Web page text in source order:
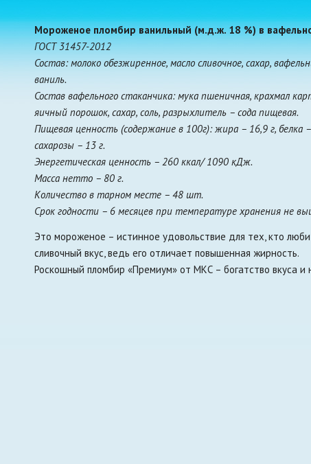
Мороженое пломбир ванильный (м.д.ж. 18 %) в
ГОСТ 31457-2012
Состав: молоко обезжиренное, масло сливочное, сахар,
ваниль.
Состав вафельного стаканчика: мука пшеничная, крахмал
яичный порошок, сахар, соль, разрыхлитель – сода пищевая.
Пищевая ценность (содержание в 100г): жира – 16,9 г, белка
сахарозы – 13 г.
Энергетическая ценность – 260 ккал/ 1090 кДж.
Масса нетто – 80 г.
Количество в тарном месте – 48 шт.
Срок годности – 6 месяцев при температуре хранения не
Это мороженое – истинное удовольствие для тех, кто
сливочный вкус, ведь его отличает повышенная жирность.
Роскошный пломбир «Премиум» от МКС – богатство вкуса